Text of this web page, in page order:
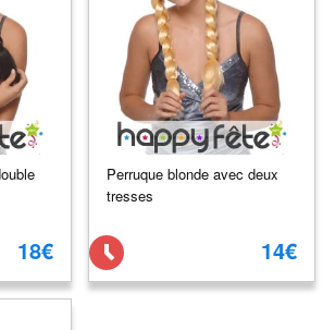
18€
Perruque blonde avec deux
tresses
14€